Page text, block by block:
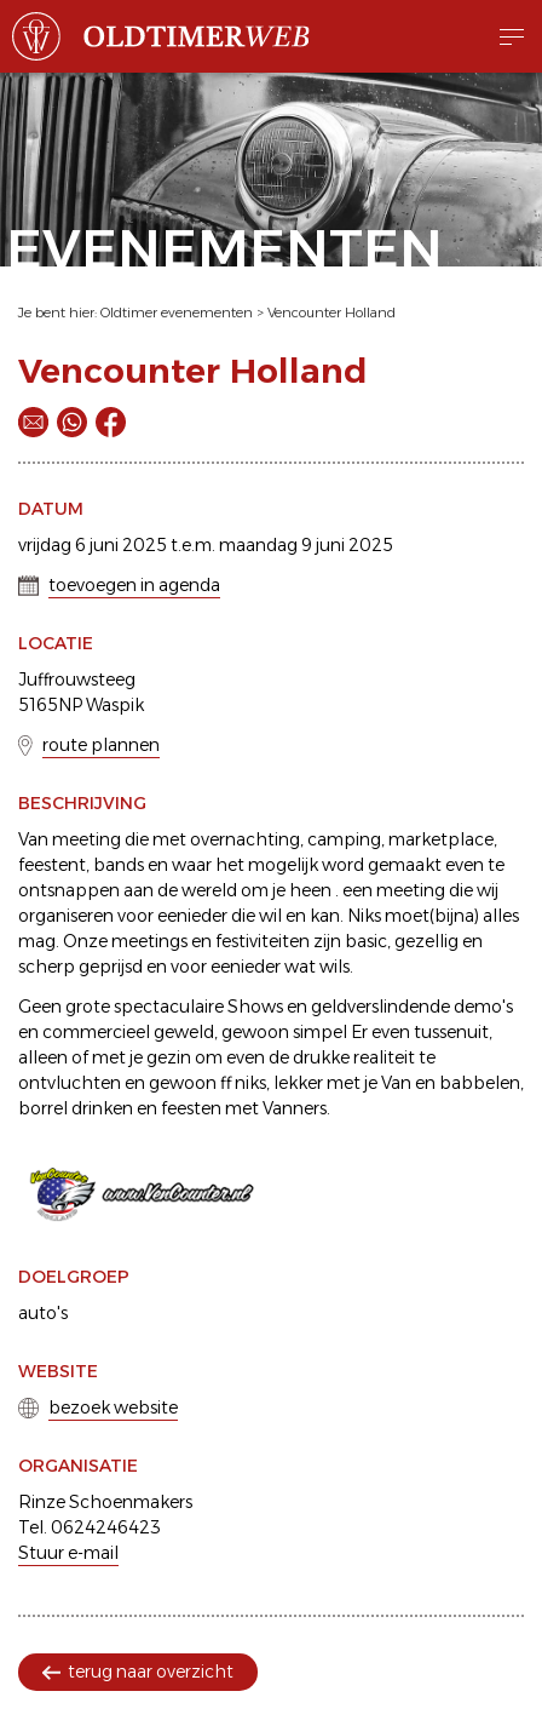
EVENEMENTEN
Je bent hier: Oldtimer evenementen > Vencounter Holland
Vencounter Holland
DATUM
vrijdag 6 juni 2025 t.e.m. maandag 9 juni 2025
toevoegen in agenda
LOCATIE
Juffrouwsteeg
5165NP Waspik
route plannen
BESCHRIJVING
Van meeting die met overnachting, camping, marketplace,
feestent, bands en waar het mogelijk word gemaakt even te
ontsnappen aan de wereld om je heen . een meeting die wij
organiseren voor eenieder die wil en kan. Niks moet(bijna) alles
mag. Onze meetings en festiviteiten zijn basic, gezellig en
scherp geprijsd en voor eenieder wat wils.
Geen grote spectaculaire Shows en geldverslindende demo's
en commercieel geweld, gewoon simpel Er even tussenuit,
alleen of met je gezin om even de drukke realiteit te
ontvluchten en gewoon ff niks, lekker met je Van en babbelen,
borrel drinken en feesten met Vanners.
DOELGROEP
auto's
WEBSITE
bezoek website
ORGANISATIE
Rinze Schoenmakers
Tel. 0624246423
Stuur e-mail
terug naar overzicht